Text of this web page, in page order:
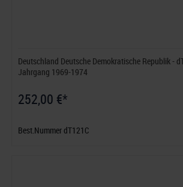
Deutschland Deutsche Demokratische Republik -
Jahrgang 1969-1974
252,00 €*
Best.Nummer dT121C